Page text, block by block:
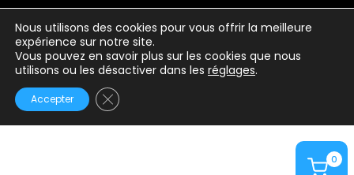
0
Nous utilisons des cookies pour vous offrir la meilleure
expérience sur notre site.
Vous pouvez en savoir plus sur les cookies que nous
utilisons ou les désactiver dans les réglages.
Accepter Fermer la bannière des cookies GDPR
Mentions légales
Conditions générales d’utilisation
Politique de confidentialité